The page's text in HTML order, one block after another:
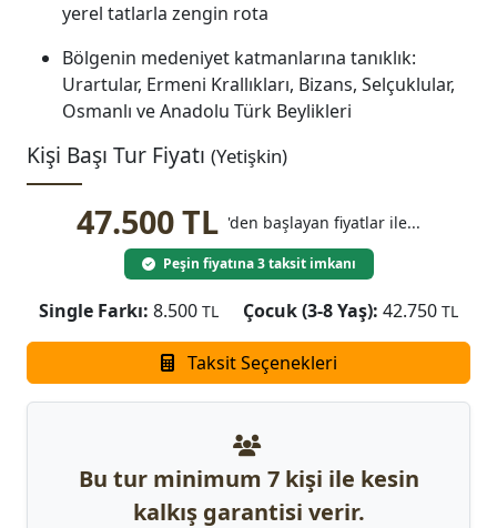
yerel tatlarla zengin rota
Bölgenin medeniyet katmanlarına tanıklık:
Urartular, Ermeni Krallıkları, Bizans, Selçuklular,
Osmanlı ve Anadolu Türk Beylikleri
Kişi Başı Tur Fiyatı (Yetişkin)
47.500 TL 'den başlayan fiyatlar ile...
Peşin fiyatına 3 taksit imkanı
Single Farkı: 8.500 TL Çocuk (3-8 Yaş): 42.750 TL
Taksit Seçenekleri
Bu tur minimum 7 kişi ile kesin
kalkış garantisi verir.